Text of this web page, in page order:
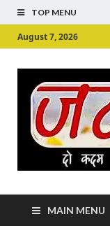
TOP MENU
August 7, 2026
MAIN MENU